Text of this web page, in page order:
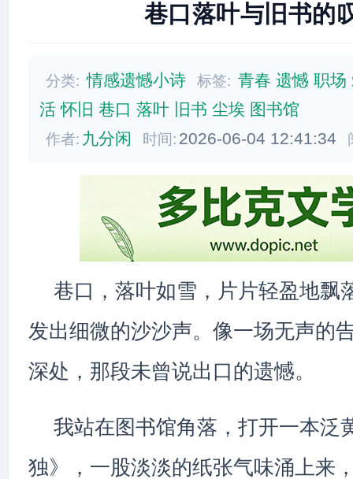
巷口落叶与旧书的
分类: 情感遗憾小诗 标签: 青春 遗憾 职场
活 怀旧 巷口 落叶 旧书 尘埃 图书馆
作者: 九分闲 时间: 2026-06-04 12:41:34
巷口，落叶如雪，片片轻盈地飘
发出细微的沙沙声。像一场无声的
深处，那段未曾说出口的遗憾。
我站在图书馆角落，打开一本泛
独》，一股淡淡的纸张气味涌上来